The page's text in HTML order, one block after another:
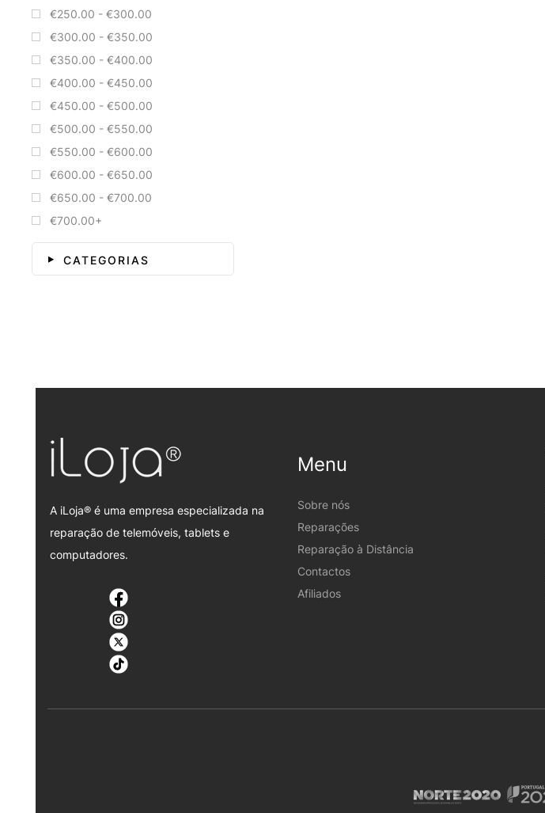
€250.00 - €300.00
€300.00 - €350.00
€350.00 - €400.00
€400.00 - €450.00
€450.00 - €500.00
€500.00 - €550.00
€550.00 - €600.00
€600.00 - €650.00
€650.00 - €700.00
€700.00+
CATEGORIAS
A iLoja® é uma empresa especializada na
reparação de telemóveis, tablets e
computadores.
Menu
Sobre nós
Reparações
Reparação à Distância
Contactos
Afiliados